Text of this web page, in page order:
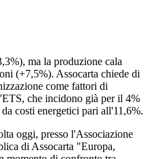
ma la produzione cala
(+7,5%). Assocarta chiede di
come fattori di
che incidono già per il 4%
costi energetici pari all'11,6%.
oggi, presso l'Associazione
di Assocarta "Europa,